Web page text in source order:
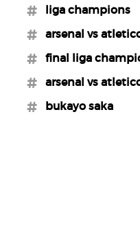
#liga champions
#arsenal vs
#final liga
#arsenal vs
#bukayo saka